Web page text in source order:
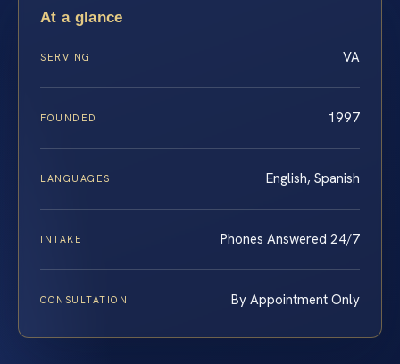
At a glance
SERVING VA
FOUNDED 1997
LANGUAGES English, Spanish
INTAKE Phones Answered 24/7
CONSULTATION By Appointment Only